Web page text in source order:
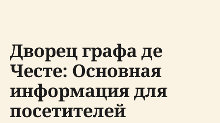
Дворец графа де
Честе: Основная
информация для
посетителей